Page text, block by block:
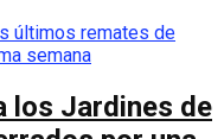
los Jardines de